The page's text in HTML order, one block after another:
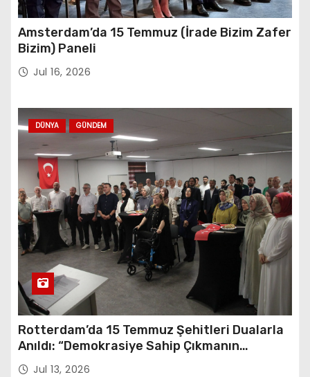
Amsterdam’da 15 Temmuz (İrade Bizim Zafer
Bizim) Paneli
Jul 16, 2026
DÜNYA GÜNDEM
Rotterdam’da 15 Temmuz Şehitleri Dualarla
Anıldı: “Demokrasiye Sahip Çıkmanın
Sembolü”
Jul 13, 2026